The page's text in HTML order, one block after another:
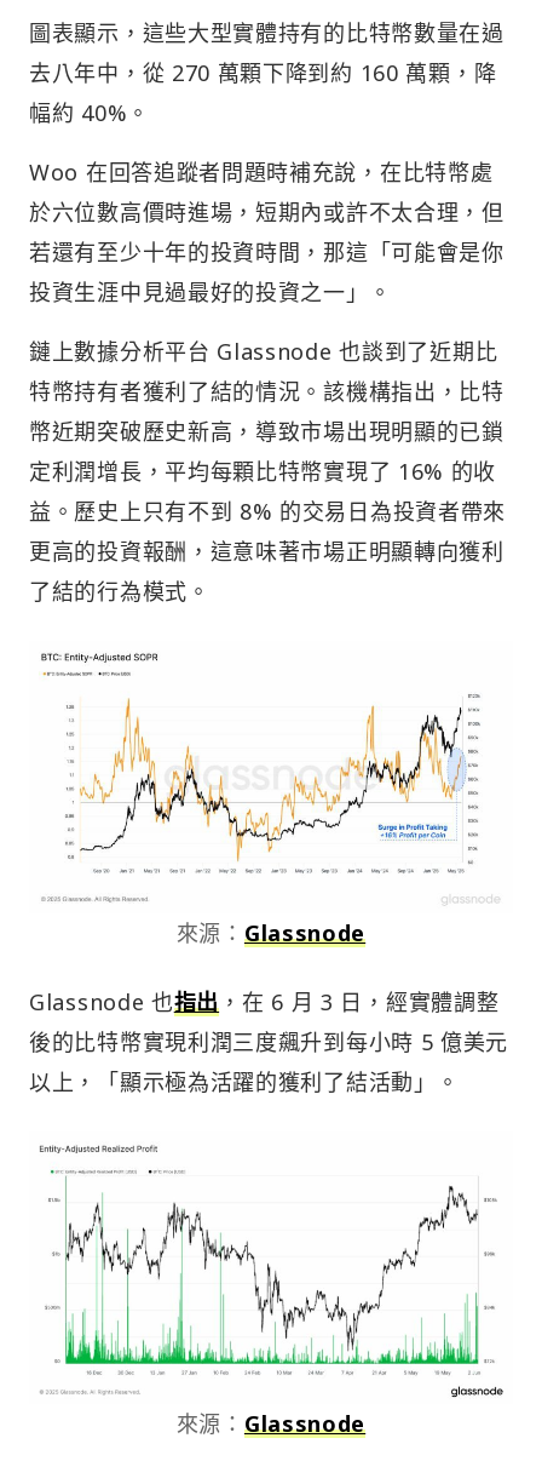
圖表顯示，這些大型實體持有的比特幣數量在過
去八年中，從 270 萬顆下降到約 160 萬顆，降
幅約 40%。
Woo 在回答追蹤者問題時補充說，在比特幣處
於六位數高價時進場，短期內或許不太合理，但
若還有至少十年的投資時間，那這「可能會是你
投資生涯中見過最好的投資之一」。
鏈上數據分析平台 Glassnode 也談到了近期比
特幣持有者獲利了結的情況。該機構指出，比特
幣近期突破歷史新高，導致市場出現明顯的已鎖
定利潤增長，平均每顆比特幣實現了 16% 的收
益。歷史上只有不到 8% 的交易日為投資者帶來
更高的投資報酬，這意味著市場正明顯轉向獲利
了結的行為模式。
來源： Glassnode
Glassnode 也指出 ，在 6 月 3 日，經實體調整
後的比特幣實現利潤三度飆升到每小時 5 億美元
以上，「顯示極為活躍的獲利了結活動」。
來源： Glassnode